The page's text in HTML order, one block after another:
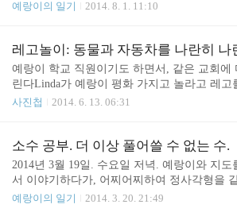
다른 한 권은 오승은이 쓴 서유기이다. 둘다 새
도 겨우 읽었는데) 서유기는 두 번 읽은 듯하다
기는 재밌는데 너무 길어서 나는 아직 한 번도
었다. 길 뿐 아니라 어려운 말도 많이 나온다.
니까 아래 그림을 그렸다. 무슨 요괴가 술을 입
가 되었다는 내용이 나오나보다. 그걸 그림으
한 것. 그리고 뒷 장에는 글도 썼다. 예랑이가
글."이제야 온 것은 아내가 잃어버린 공..
예랑이의 일기 2014. 8. 1. 11:10
레고놀이: 동물과 자동차를 나란히 나
예랑이 학교 직원이기도 하면서, 같은 교회에
린다Linda가 예랑이 평화 가지고 놀라고 레고
주었다. 평화가 자는 틈에 예랑이가 먼저 꺼내
란히 나란히 늘어서 있는 모양. 옆에는 주차장
들고 농기계를 가지런히 정리해 두었다. 집 입
현관 발판도 꼼꼼히 놓여 있다. 농기계인데, 트
고로 농사를 짓는구나 하는 생각도 들었다. 한
사진첩 2014. 6. 13. 06:31
소수 공부. 더 이상 풀어쓸 수 없는 수.
2014년 3월 19일. 수요일 저녁. 예랑이와 지도
서 이야기하다가, 어찌어찌하여 정사각형을
기의 정사각형으로 나누는 문제에 대해서 이야
예랑이의 일기 2014. 3. 20. 21:49